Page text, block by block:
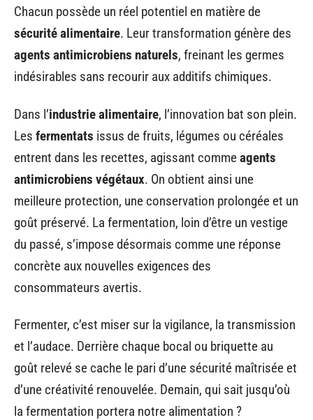
Chacun possède un réel potentiel en matière de
sécurité alimentaire. Leur transformation génère des
agents antimicrobiens naturels, freinant les germes
indésirables sans recourir aux additifs chimiques.
Dans l’industrie alimentaire, l’innovation bat son plein.
Les fermentats issus de fruits, légumes ou céréales
entrent dans les recettes, agissant commeagents
antimicrobiens végétaux. On obtient ainsi une
meilleure protection, une conservation prolongée et un
goût préservé. La fermentation, loin d’être un vestige
du passé, s’impose désormais comme une réponse
concrète aux nouvelles exigences des
consommateurs avertis.
Fermenter, c’est miser sur la vigilance, la transmission
et l’audace. Derrière chaque bocal ou briquette au
goût relevé se cache le pari d’une sécurité maîtrisée et
d’une créativité renouvelée. Demain, qui sait jusqu’où
la fermentation portera notre alimentation ?